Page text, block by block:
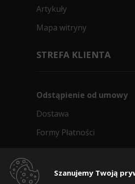
Szanujemy Twoją
Artykuły
Mapa witryny
STREFA KLIENTA
Odstąpienie od umowy
Dostawa
Formy Płatności
Dlaczego warto kupić w